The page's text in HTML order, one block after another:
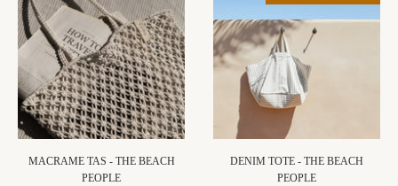
MACRAME TAS - THE BEACH
PEOPLE
DENIM TOTE - THE BEACH
PEOPLE